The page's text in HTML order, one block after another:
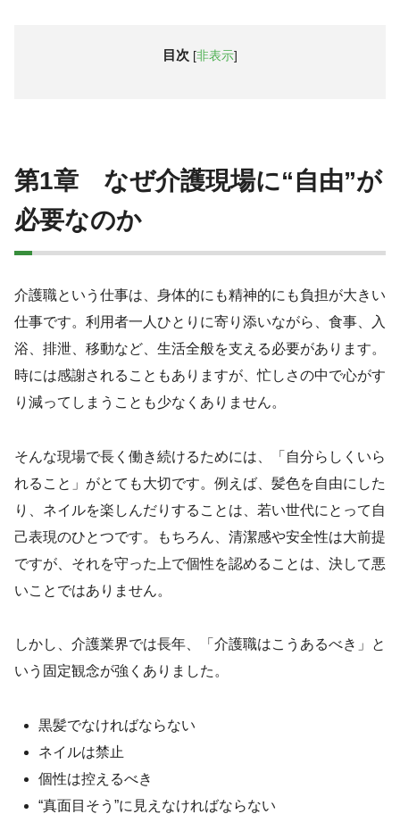
目次 [非表示]
第1章 なぜ介護現場に“自由”が
必要なのか
介護職という仕事は、身体的にも精神的にも負担が大きい
仕事です。利用者一人ひとりに寄り添いながら、食事、入
浴、排泄、移動など、生活全般を支える必要があります。
時には感謝されることもありますが、忙しさの中で心がす
り減ってしまうことも少なくありません。
そんな現場で長く働き続けるためには、「自分らしくいら
れること」がとても大切です。例えば、髪色を自由にした
り、ネイルを楽しんだりすることは、若い世代にとって自
己表現のひとつです。もちろん、清潔感や安全性は大前提
ですが、それを守った上で個性を認めることは、決して悪
いことではありません。
しかし、介護業界では長年、「介護職はこうあるべき」と
いう固定観念が強くありました。
黒髪でなければならない
ネイルは禁止
個性は控えるべき
“真面目そう”に見えなければならない